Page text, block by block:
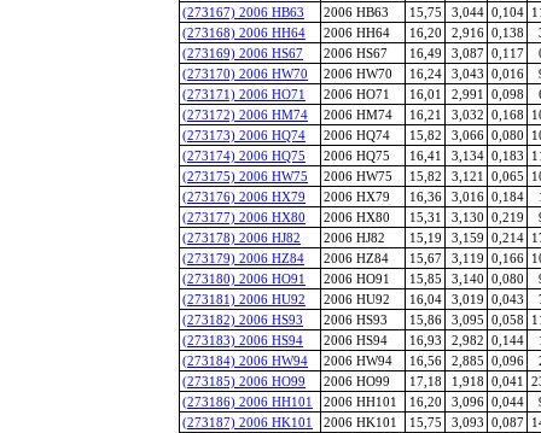
(273167) 2006 HB63
2006 HB63 15,75 3,044 0,104
(273168) 2006 HH64
2006 HH64 16,20 2,916 0,138
(273169) 2006 HS67
2006 HS67 16,49 3,087 0,117
(273170) 2006 HW70
2006 HW70 16,24 3,043 0,016
(273171) 2006 HO71
2006 HO71 16,01 2,991 0,098
(273172) 2006 HM74
2006 HM74 16,21 3,032 0,168
(273173) 2006 HQ74
2006 HQ74 15,82 3,066 0,080
(273174) 2006 HQ75
2006 HQ75 16,41 3,134 0,183
(273175) 2006 HW75
2006 HW75 15,82 3,121 0,065
(273176) 2006 HX79
2006 HX79 16,36 3,016 0,184
(273177) 2006 HX80
2006 HX80 15,31 3,130 0,219
(273178) 2006 HJ82
2006 HJ82 15,19 3,159 0,214
(273179) 2006 HZ84
2006 HZ84 15,67 3,119 0,166
(273180) 2006 HO91
2006 HO91 15,85 3,140 0,080
(273181) 2006 HU92
2006 HU92 16,04 3,019 0,043
(273182) 2006 HS93
2006 HS93 15,86 3,095 0,058
(273183) 2006 HS94
2006 HS94 16,93 2,982 0,144
(273184) 2006 HW94
2006 HW94 16,56 2,885 0,096
(273185) 2006 HO99
2006 HO99 17,18 1,918 0,041
(273186) 2006 HH101
2006 HH101 16,20 3,096 0,044
(273187) 2006 HK101
2006 HK101 15,75 3,093 0,087